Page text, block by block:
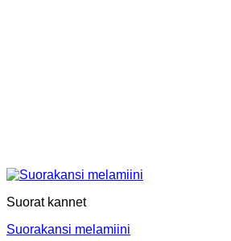
Suorat kannet
Suorakansi melamiini